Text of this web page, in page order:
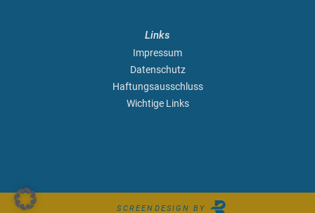
Links
Impressum
Datenschutz
Haftungsausschluss
Wichtige Links
SCREENDESIGN BY